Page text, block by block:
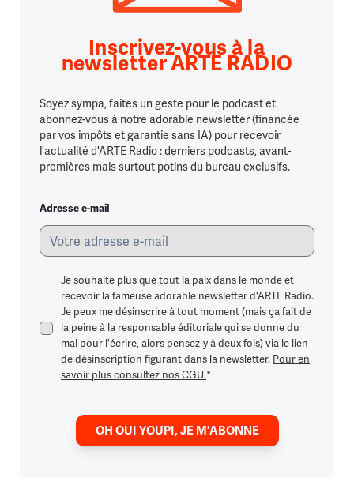
Inscrivez-vous à la
newsletter ARTE RADIO
Soyez sympa, faites un geste pour le podcast et
abonnez-vous à notre adorable newsletter (financée
par vos impôts et garantie sans IA) pour recevoir
l'actualité d'ARTE Radio : derniers podcasts, avant-
premières mais surtout potins du bureau exclusifs.
Adresse e-mail
Je souhaite plus que tout la paix dans le monde et
recevoir la fameuse adorable newsletter d'ARTE Radio.
Je peux me désinscrire à tout moment (mais ça fait de
la peine à la responsable éditoriale qui se donne du
mal pour l'écrire, alors pensez-y à deux fois) via le lien
de désinscription figurant dans la newsletter. Pour en
savoir plus consultez nos CGU.*
OH OUI YOUPI, JE M'ABONNE